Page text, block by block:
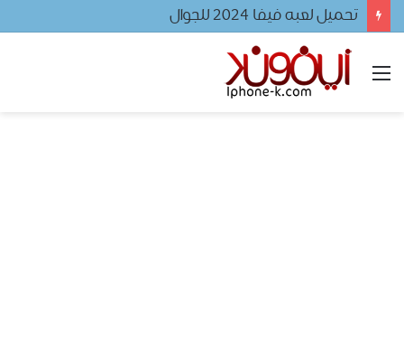
تحميل لعبه فيفا ٢٠٢٤ للجوال
القائمة